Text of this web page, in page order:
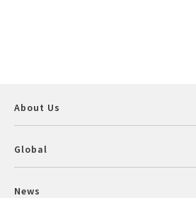
About Us
Global
News